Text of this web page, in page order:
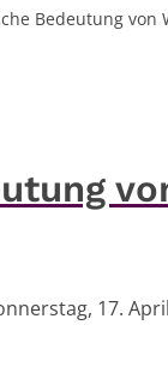
Bedeutung von
17.